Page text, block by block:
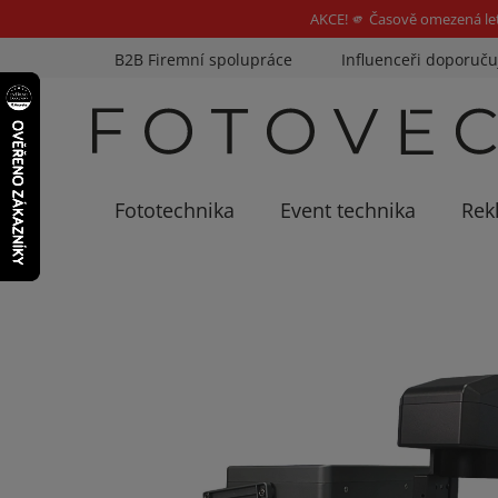
AKCE! 🫵 Časově omezená
na
obsah
B2B Firemní spolupráce Influenceři
Fototechnika Event technika